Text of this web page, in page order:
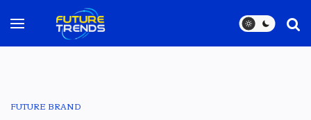
FUTURE BRAND